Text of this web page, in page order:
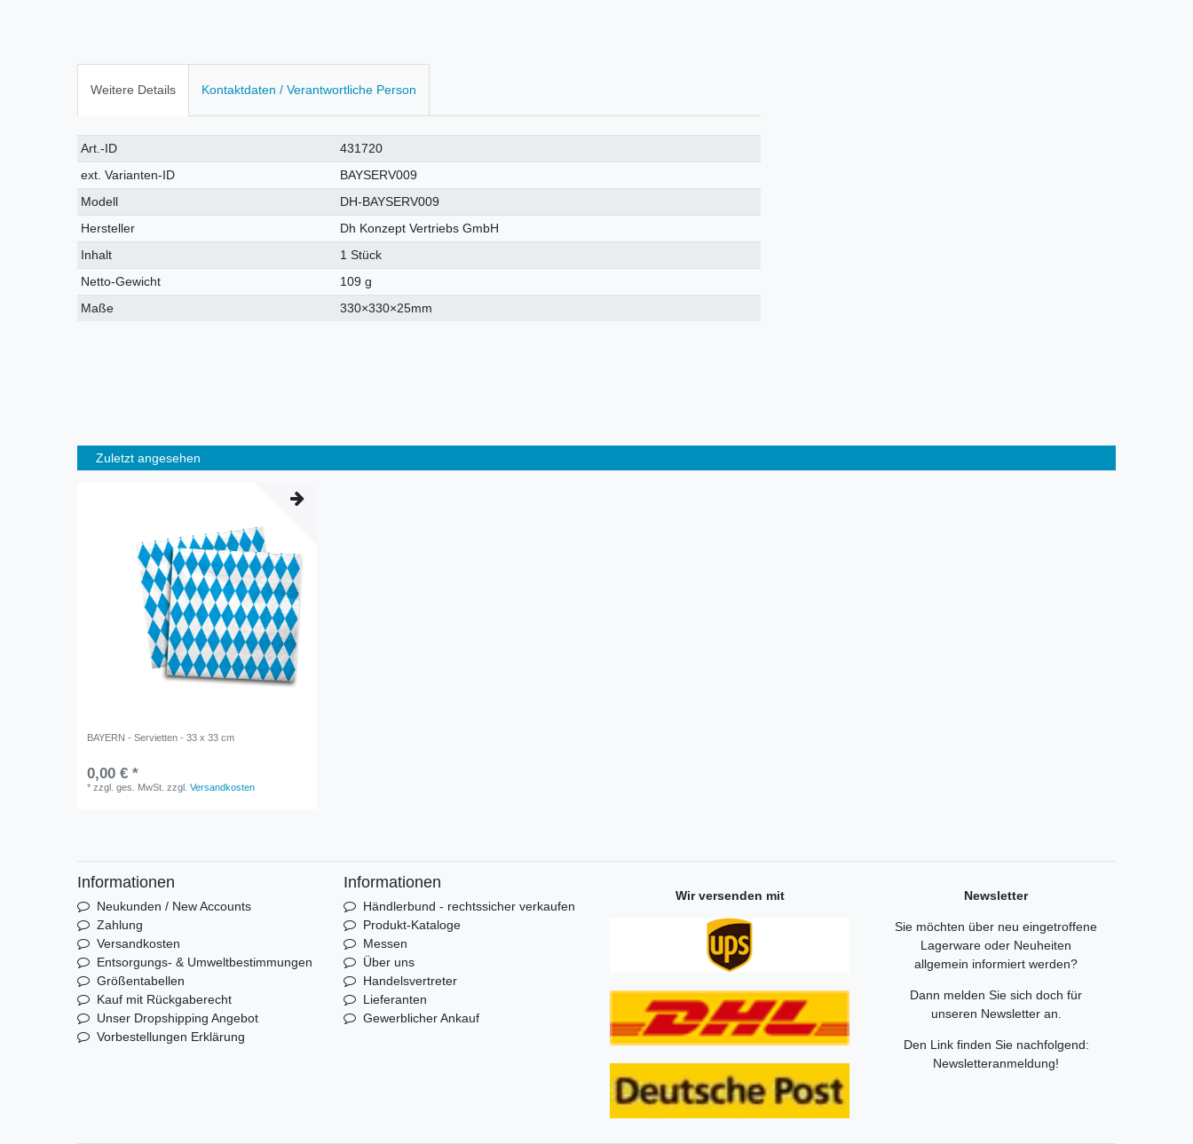
Weitere Details Kontaktdaten / Verantwortliche Person
Technisches
Merkmal
Wert
Art.-ID
431720
ext. Varianten-ID
BAYSERV009
Modell
DH-BAYSERV009
Hersteller
Dh Konzept Vertriebs GmbH
Inhalt
1 Stück
Netto-Gewicht
109 g
Maße
330×330×25mm
Zuletzt angesehen
BAYERN - Servietten - 33 x 33 cm
0,00 € *
*zzgl. ges. MwSt. zzgl.Versandkosten
Informationen
Neukunden / New Accounts
Zahlung
Versandkosten
Entsorgungs- & Umweltbestimmungen
Größentabellen
Kauf mit Rückgaberecht
Unser Dropshipping Angebot
Vorbestellungen Erklärung
Informationen
Händlerbund - rechtssicher verkaufen
Produkt-Kataloge
Messen
Über uns
Handelsvertreter
Lieferanten
Gewerblicher Ankauf
Wir versenden mit Newsletter
Sie möchten über neu eingetroffene
Lagerware oder Neuheiten
allgemein informiert werden?
Dann melden Sie sich doch für
unseren Newsletter an.
Den Link finden Sie nachfolgend:
Newsletteranmeldung!